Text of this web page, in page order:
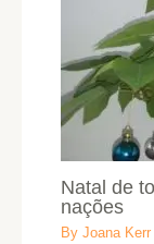
Natal de
nações
ByJoana Kerr